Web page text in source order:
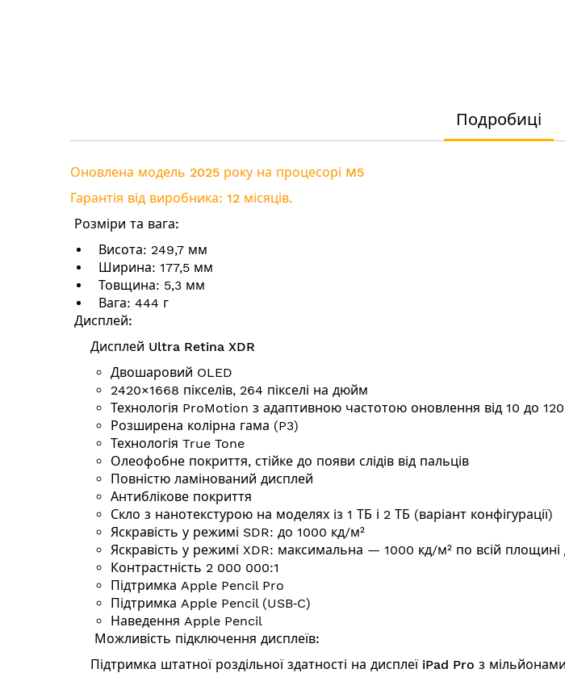
Подробиці
Оновлена модель 2025 року на процесорі M5
Гарантія від виробника: 12 місяців.
Розміри та вага:
Висота: 249,7 мм
Ширина: 177,5 мм
Товщина: 5,3 мм
Вага: 444 г
Дисплей:
Дисплей Ultra Retina XDR
Двошаровий OLED
2420×1668 пікселів, 264 пікселі на дюйм
Технологія ProMotion з адаптивною частотою оновлення від 10 до
Розширена колірна гама (P3)
Технологія True Tone
Олеофобне покриття, стійке до появи слідів від пальців
Повністю ламінований дисплей
Антиблікове покриття
Скло з нанотекстурою на моделях із 1 ТБ і 2 ТБ (варіант конфігурації)
Яскравість у режимі SDR: до 1000 кд/м²
Яскравість у режимі XDR: макси­маль­на — 1000 кд/м² по всій
Контрастність 2 000 000:1
Підтримка Apple Pencil Pro
Підтримка Apple Pencil (USB‑C)
Наведення Apple Pencil
Можливість підключення дисплеїв:
Підтримка штатної роздільної здатності на дисплеї iPad Pro з